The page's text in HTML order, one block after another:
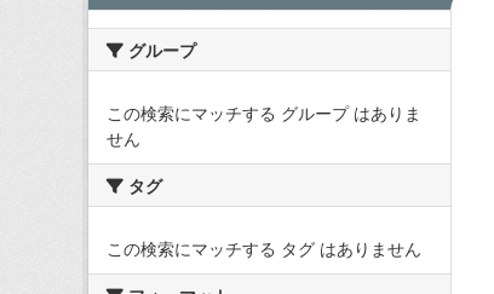
グループ
この検索にマッチする グループ はありま
せん
タグ
この検索にマッチする タグ はありません